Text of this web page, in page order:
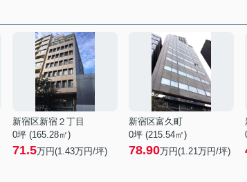
新宿区新宿２丁目
0坪 (165.28㎡)
71.5万円(1.43万円/坪)
新宿区富久町
0坪 (215.54㎡)
78.90万円(1.21万円/坪)